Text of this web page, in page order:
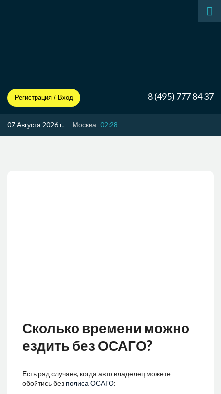
Регистрация / Вход 8 (495) 777 84 37
07 Августа 2026 г. Москва 02:28
Сколько времени можно
ездить без ОСАГО?
Есть ряд случаев, когда авто владелец можете
обойтись без полиса ОСАГО: